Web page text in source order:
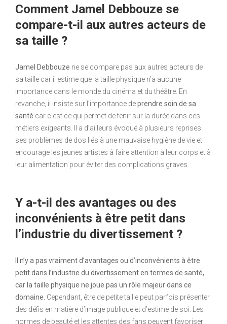
Comment Jamel Debbouze se
compare-t-il aux autres acteurs de
sa taille ?
Jamel Debbouze ne se compare pas aux autres acteurs de
sa taille car il estime que la taille physique n’a aucune
importance dans le monde du cinéma et du théâtre. En
revanche, il insiste sur l’importance deprendre soin de sa
santé car c’est ce qui permet de tenir sur la durée dans ces
métiers exigeants. Il a d’ailleurs évoqué à plusieurs reprises
ses problèmes de dos liés à une mauvaise hygiène de vie et
encourage les jeunes artistes à faire attention à leur corps et à
leur alimentation pour éviter des complications graves.
Y a-t-il des avantages ou des
inconvénients à être petit dans
l’industrie du divertissement ?
Il n’y a pas vraiment d’avantages ou d’inconvénients à être
petit dans l’industrie du divertissement en termes de santé,
car la taille physique ne joue pas un rôle majeur dans ce
domaine. Cependant, être de petite taille peut parfois présenter
des défis en matière d’image publique et d’estime de soi. Les
normes de beauté et les attentes des fans peuvent favoriser